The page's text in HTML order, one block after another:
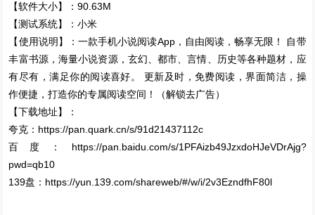
【软件大小】：90.63M
【测试系统】：小米
【使用说明】：一款手机小说阅读App，自由阅读，畅享无限！ 自带
丰富书源，海量小说资源，玄幻、都市、言情、历史等各种题材，应
有尽有，满足你的阅读喜好。 更新及时，免费阅读，界面简洁，操
作便捷，打造你的专属阅读空间！（解锁去广告）
【下载地址】：
夸克：https://pan.quark.cn/s/91d21437112c
百度：https://pan.baidu.com/s/1PFAizb49JzxdoHJeVDrAjg?
pwd=qb10
139盘：https://yun.139.com/shareweb/#/w/i/2v3EzndfhF80l